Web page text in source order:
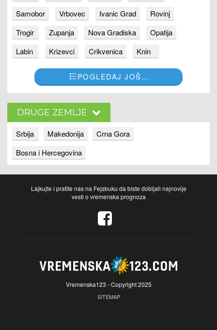
Samobor
Vrbovec Ivanic Grad
Rovinj
Trogir
Zupanja Nova Gradiska
Opatija
Labin
Krizevci Crikvenica Knin
POGLEDAJ JOŠ…
DRUGE ZEMLJE
Srbija Makedonija
Crna Gora
Bosna i Hercegovina
Lajkujte i pratite nas na Fejsbuku da biste dobijali najnovije
vesti o vremenska prognoza
Vremenska123 - Copyright 2025
SITEMAP